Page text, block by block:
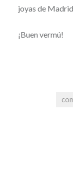
joyas de
¡Buen vermú!